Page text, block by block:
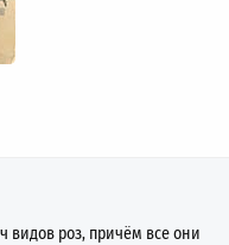
видов роз, причём все они